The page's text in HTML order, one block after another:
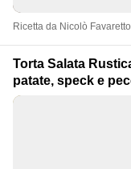
Ricetta da Nicolò Favaretto
Torta Salata
patate, speck e